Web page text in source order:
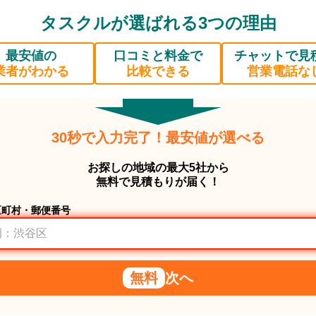
タスクルが選ばれる3つの理由
最安値の
者がわかる
口コミと料金で
比較できる
チャットで見
営業電話な
30秒で入力完了！最安値が選べる
お探しの地域の最大5社から
無料で見積もりが届く！
村・郵便番号
無料 次へ